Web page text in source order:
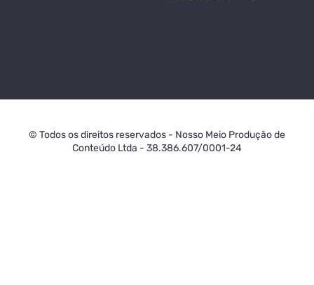
© Todos os direitos reservados - Nosso Meio Produção de
Conteúdo Ltda - 38.386.607/0001-24